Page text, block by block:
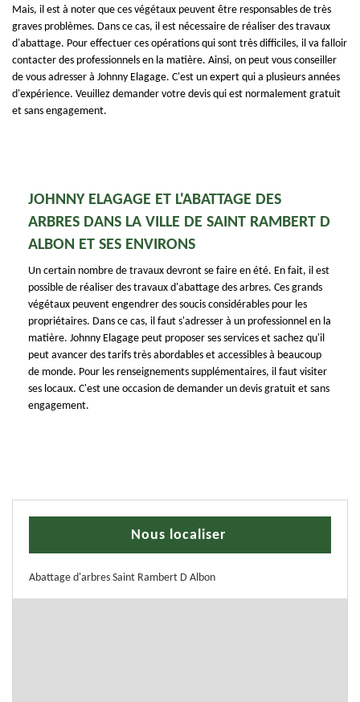
Mais, il est à noter que ces végétaux peuvent être responsables de très
graves problèmes. Dans ce cas, il est nécessaire de réaliser des travaux
d'abattage. Pour effectuer ces opérations qui sont très difficiles, il va falloir
contacter des professionnels en la matière. Ainsi, on peut vous conseiller
de vous adresser à Johnny Elagage. C'est un expert qui a plusieurs années
d'expérience. Veuillez demander votre devis qui est normalement gratuit
et sans engagement.
JOHNNY ELAGAGE ET L'ABATTAGE DES
ARBRES DANS LA VILLE DE SAINT RAMBERT D
ALBON ET SES ENVIRONS
Un certain nombre de travaux devront se faire en été. En fait, il est
possible de réaliser des travaux d'abattage des arbres. Ces grands
végétaux peuvent engendrer des soucis considérables pour les
propriétaires. Dans ce cas, il faut s'adresser à un professionnel en la
matière. Johnny Elagage peut proposer ses services et sachez qu'il
peut avancer des tarifs très abordables et accessibles à beaucoup
de monde. Pour les renseignements supplémentaires, il faut visiter
ses locaux. C'est une occasion de demander un devis gratuit et sans
engagement.
Nous localiser
Abattage d'arbres Saint Rambert D Albon